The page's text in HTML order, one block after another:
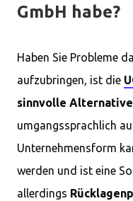
GmbH habe?
Haben Sie Probleme
aufzubringen, ist die
sinnvolle
umgangssprachlich
Unternehmensform
werden und ist eine
allerdings